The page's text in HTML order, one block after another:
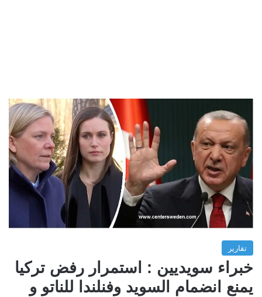
تقارير
خبراء سويديين : استمرار رفض تركيا
يمنع انضمام السويد وفنلندا للناتو و